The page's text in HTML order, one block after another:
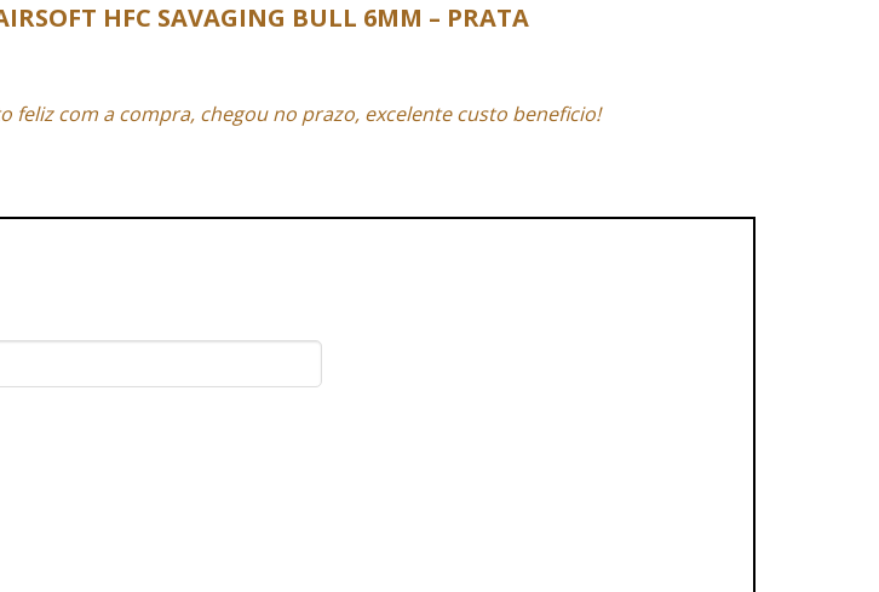
HFC SAVAGING BULL 6MM – PRATA
feliz com a compra, chegou no prazo, excelente custo beneficio!